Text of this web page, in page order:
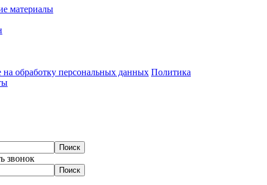
материалы
на обработку персональных данных Политика
звонок